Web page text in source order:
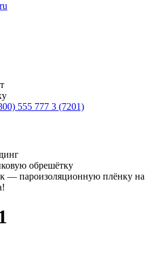
555 777 3 (7201)
обрешётку
— пароизоляционную плёнку на